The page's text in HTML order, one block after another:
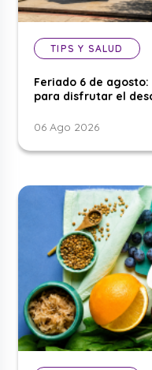
TIPS Y SALUD
Feriado 6 de
para disfrutar el
06 Ago 2026